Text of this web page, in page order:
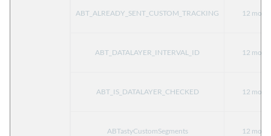
ABT_ALREADY_SENT_CUSTOM_TRACKING 12 mois
ABT_DATALAYER_INTERVAL_ID 12 mois
ABT_IS_DATALAYER_CHECKED 12 mois
ABTastyCustomSegments 12 mois